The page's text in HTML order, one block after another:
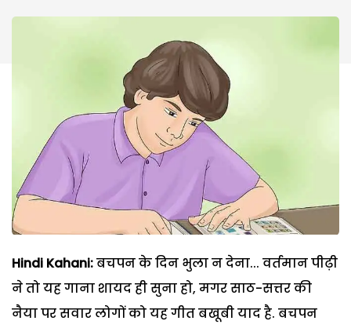
Hindi Kahani:बचपन के दिन भुला न देना... वर्तमान पीढ़ी
ने तो यह गाना शायद ही सुना हो, मगर साठ-सत्तर की
नैया पर सवार लोगों को यह गीत बखूबी याद है. बचपन